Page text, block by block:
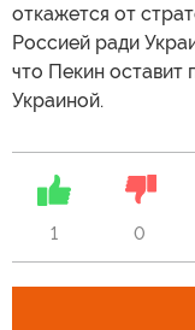
откажется от
Россией ради
что Пекин оставит
Украиной.
1 0